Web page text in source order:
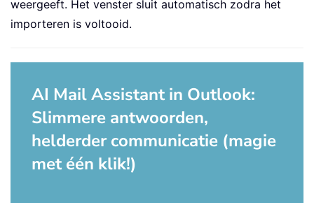
weergeeft. Het venster sluit automatisch zodra het
importeren is voltooid.
AI Mail Assistant in Outlook:
Slimmere antwoorden,
helderder communicatie (magie
met één klik!)